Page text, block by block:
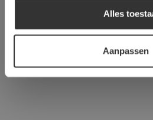
Alles
Aanpassen
DETAILS